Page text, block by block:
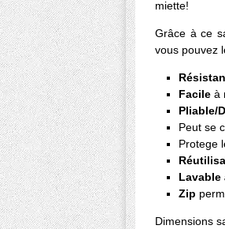
miette!
Grâce à ce
vous pouvez
Facile à
Pliable/
Peut se
Protege
Lavable
Zip
Dimensions